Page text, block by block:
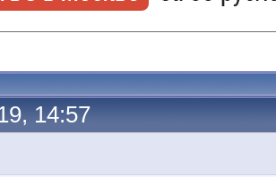
14:57